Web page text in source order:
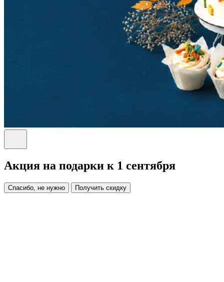
Акция на подарки к 1 сентября
Спасибо, не нужно Получить скидку